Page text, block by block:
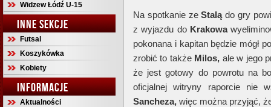
Widzew Łódź U-15
INNE SEKCJE
Futsal
Koszykówka
Kobiety
INFORMACJE
Aktualności
Na spotkanie zeStalądo gry
z wyjazdu do Krakowa
pokonana i kapitan będzie mógł
zrobić to także Milos, ale w jego
że jest gotowy do powrotu na
oficjalnej witryny raporcie nie
Sancheza, więc można przyjąć,